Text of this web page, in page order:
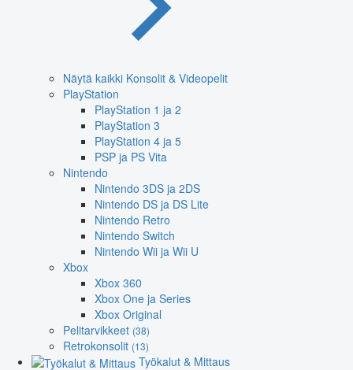
Näytä kaikki Konsolit & Videopelit
PlayStation
PlayStation 1 ja 2
PlayStation 3
PlayStation 4 ja 5
PSP ja PS Vita
Nintendo
Nintendo 3DS ja 2DS
Nintendo DS ja DS Lite
Nintendo Retro
Nintendo Switch
Nintendo Wii ja Wii U
Xbox
Xbox 360
Xbox One ja Series
Xbox Original
Pelitarvikkeet (38)
Retrokonsolit (13)
Työkalut & Mittaus